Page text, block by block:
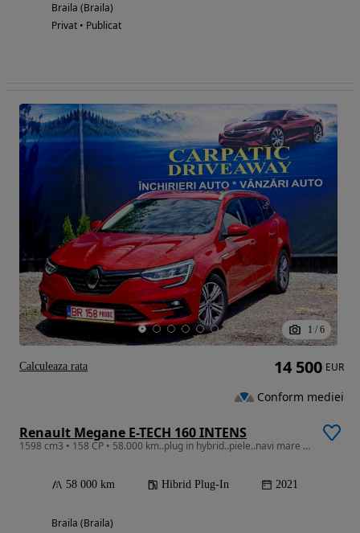
Braila (Braila)
Privat • Publicat
1 / 6
Renault Megane E-TECH 160 INTENS
1598 cm3 • 158 CP • 58.000 km..plug in hybrid..piele..navi mare ..camera ..scaune incalzit
58 000 km Hibrid Plug-In 2021
Braila (Braila)
14 500 EUR
Conform mediei
Calculeaza rata